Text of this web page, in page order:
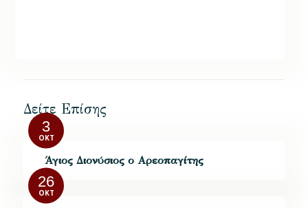
Δείτε Επίσης
3
ΟΚΤ
Άγιος Διονύσιος ο Αρεοπαγίτης
26
ΟΚΤ